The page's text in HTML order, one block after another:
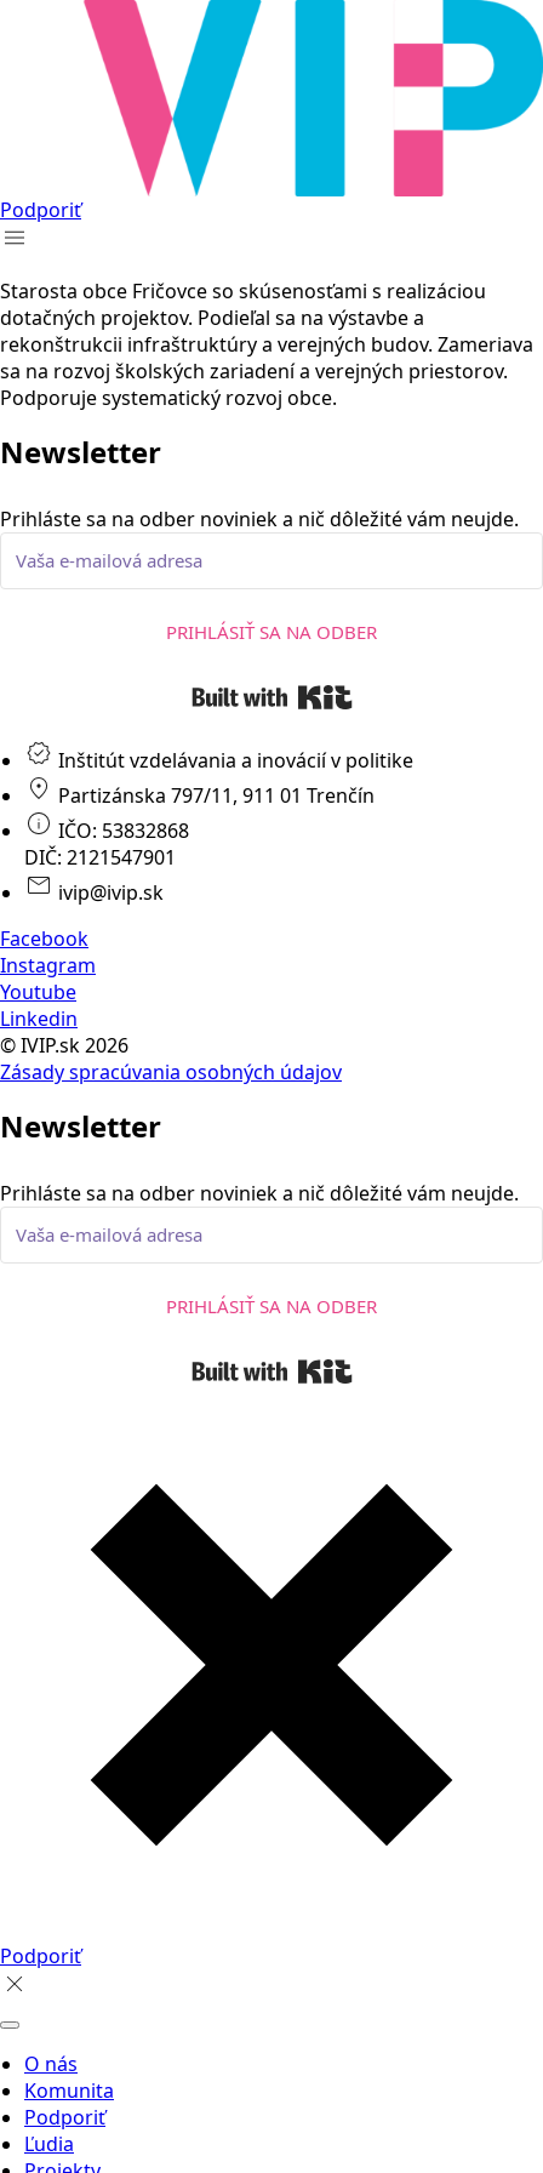
Podporiť
Starosta obce Fričovce so skúsenosťami s realizáciou
dotačných projektov. Podieľal sa na výstavbe a
rekonštrukcii infraštruktúry a verejných budov. Zameriava
sa na rozvoj školských zariadení a verejných priestorov.
Podporuje systematický rozvoj obce.
Newsletter
Prihláste sa na odber noviniek a nič dôležité vám neujde.
PRIHLÁSIŤ SA NA ODBER
Inštitút vzdelávania a inovácií v politike
Partizánska 797/11, 911 01 Trenčín
IČO: 53832868
DIČ: 2121547901
ivip@ivip.sk
Facebook
Instagram
Youtube
Linkedin
© IVIP.sk 2026
Zásady spracúvania osobných údajov
Newsletter
Prihláste sa na odber noviniek a nič dôležité vám neujde.
PRIHLÁSIŤ SA NA ODBER
Podporiť
O nás
Komunita
Podporiť
Ľudia